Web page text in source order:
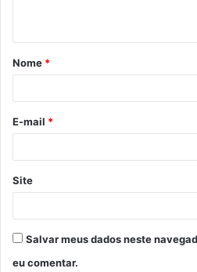
á
r
*
Nome *
E-mail *
Site
Salvar meus dados neste
eu comentar.